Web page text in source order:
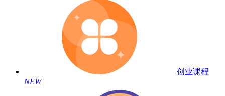
创业课程
NEW